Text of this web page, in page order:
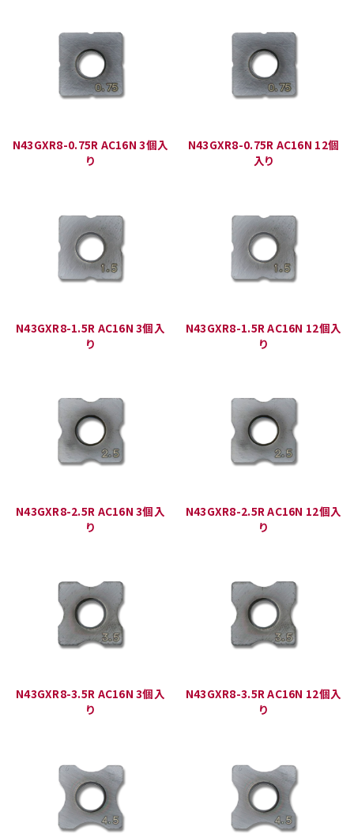
N43GXR8-0.75R AC16N 3個入
り
N43GXR8-0.75R AC16N 12個
入り
N43GXR8-1.5R AC16N 3個入
り
N43GXR8-1.5R AC16N 12個入
り
N43GXR8-2.5R AC16N 3個入
り
N43GXR8-2.5R AC16N 12個入
り
N43GXR8-3.5R AC16N 3個入
り
N43GXR8-3.5R AC16N 12個入
り